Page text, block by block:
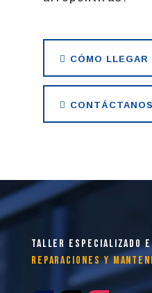
CÓMO LLEGAR
CONTÁCTANOS
taller especializado
reparaciones y